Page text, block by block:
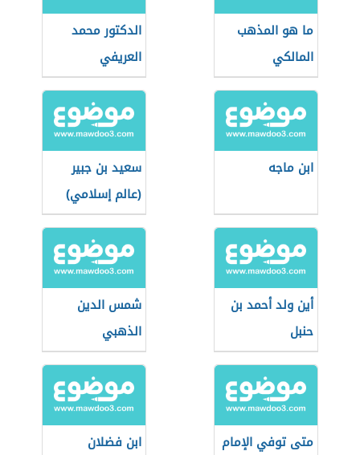
ما هو المذهب
المالكي
الدكتور محمد
العريفي
ابن ماجه
سعيد بن جبير
(عالم إسلامي)
أين ولد أحمد بن
حنبل
شمس الدين
الذهبي
متى توفي الإمام
ابن فضلان